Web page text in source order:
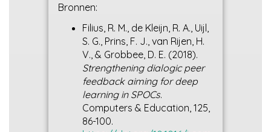
Bronnen:
Filius, R. M., de Kleijn, R. A., Uijl,
S. G., Prins, F. J., van Rijen, H.
V., & Grobbee, D. E. (2018).
Strengthening dialogic peer
feedback aiming for deep
learning in SPOCs.
Computers & Education, 125,
86-100.